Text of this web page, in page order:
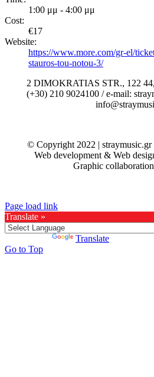
1:00 μμ - 4:00 μμ
Cost:
€17
Website:
https://www.more.com/gr-el/
stauros-tou-notou-3/
2 DIMOKRATIAS STR., 122
(+30) 210 9024100 / e-mail:
© Copyright 2022 | straymusic.gr
Web development & Web
Graphic
Page load link
Translate »
Translate
Go to Top